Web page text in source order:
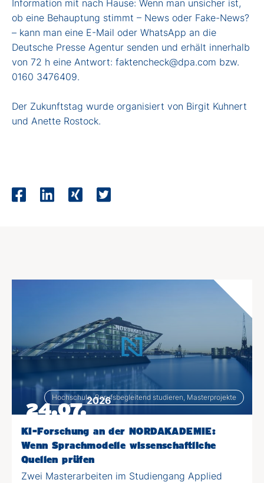
Information mit nach Hause: Wenn man unsicher ist,
ob eine Behauptung stimmt – News oder Fake-News?
– kann man eine E-Mail oder WhatsApp an die
Deutsche Presse Agentur senden und erhält innerhalb
von 72 h eine Antwort: faktencheck@dpa.com bzw.
0160 3476409.
Der Zukunftstag wurde organisiert von Birgit Kuhnert
und Anette Rostock.
Hochschule, Berufsbegleitend studieren, Masterprojekte
24.07.2026
KI-Forschung an der NORDAKADEMIE:
Wenn Sprachmodelle wissenschaftliche
Quellen prüfen
Zwei Masterarbeiten im Studiengang Applied